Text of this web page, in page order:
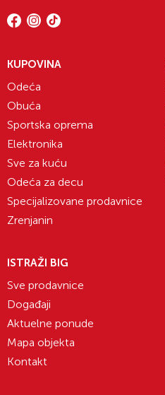
KUPOVINA
Odeća
Obuća
Sportska oprema
Elektronika
Sve za kuću
Odeća za decu
Specijalizovane prodavnice
Zrenjanin
ISTRAŽI BIG
Sve prodavnice
Događaji
Aktuelne ponude
Mapa objekta
Kontakt